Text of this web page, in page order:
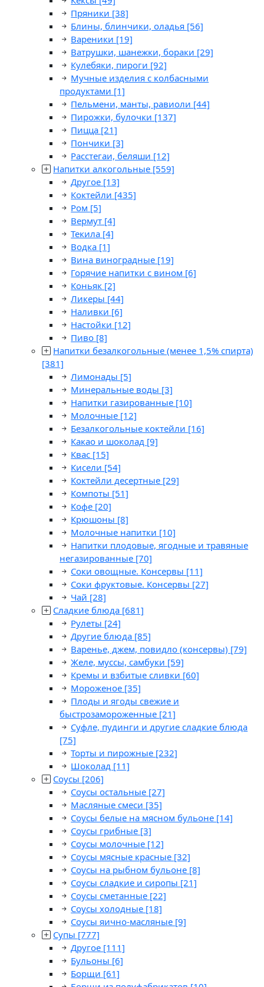
Пряники [38]
Блины, блинчики, оладья [56]
Вареники [19]
Ватрушки, шанежки, бораки [29]
Кулебяки, пироги [92]
Мучные изделия с колбасными
продуктами [1]
Пельмени, манты, равиоли [44]
Пирожки, булочки [137]
Пицца [21]
Пончики [3]
Расстегаи, беляши [12]
Напитки алкогольные [559]
Другое [13]
Коктейли [435]
Ром [5]
Вермут [4]
Текила [4]
Водка [1]
Вина виноградные [19]
Горячие напитки с вином [6]
Коньяк [2]
Ликеры [44]
Наливки [6]
Настойки [12]
Пиво [8]
Напитки безалкогольные (менее 1,5% спирта)
[381]
Лимонады [5]
Минеральные воды [3]
Напитки газированные [10]
Молочные [12]
Безалкогольные коктейли [16]
Какао и шоколад [9]
Квас [15]
Кисели [54]
Коктейли десертные [29]
Компоты [51]
Кофе [20]
Крюшоны [8]
Молочные напитки [10]
Напитки плодовые, ягодные и травяные
негазированные [70]
Соки овощные. Консервы [11]
Соки фруктовые. Консервы [27]
Чай [28]
Сладкие блюда [681]
Рулеты [24]
Другие блюда [85]
Варенье, джем, повидло (консервы) [79]
Желе, муссы, самбуки [59]
Кремы и взбитые сливки [60]
Мороженое [35]
Плоды и ягоды свежие и
быстрозамороженные [21]
Суфле, пудинги и другие сладкие блюда
[75]
Торты и пирожные [232]
Шоколад [11]
Соусы [206]
Соусы остальные [27]
Масляные смеси [35]
Соусы белые на мясном бульоне [14]
Соусы грибные [3]
Соусы молочные [12]
Соусы мясные красные [32]
Соусы на рыбном бульоне [8]
Соусы сладкие и сиропы [21]
Соусы сметанные [22]
Соусы холодные [18]
Соусы яично-масляные [9]
Супы [777]
Другое [111]
Бульоны [6]
Борщи [61]